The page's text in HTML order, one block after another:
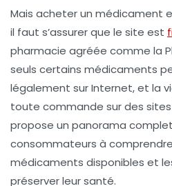
Mais acheter un médicament
il faut s’assurer que le site est
pharmacie agréée comme la
seuls certains médicaments
légalement sur Internet, et la
toute commande sur des
propose un panorama
consommateurs à
médicaments disponibles et
préserver leur santé.